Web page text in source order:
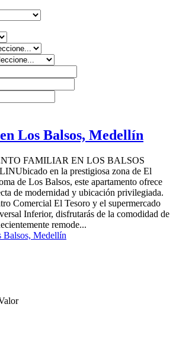
Los Balsos, Medellín
FAMILIAR EN LOS BALSOS
en la prestigiosa zona de El
de Los Balsos, este apartamento ofrece
de modernidad y ubicación privilegiada.
Comercial El Tesoro y el supermercado
Inferior, disfrutarás de la comodidad de
remode...